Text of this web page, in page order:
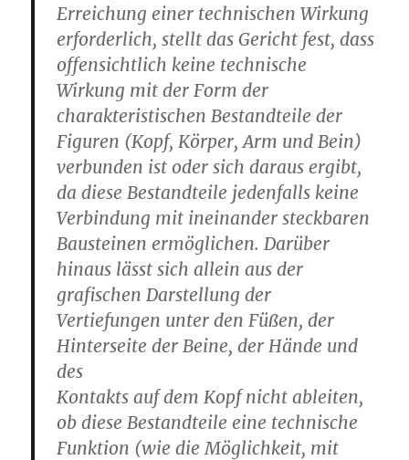
Erreichung einer technischen Wirkung
erforderlich, stellt das Gericht fest,dass
offensichtlich keine technische
Wirkung mit der Form der
charakteristischen Bestandteile der
Figuren (Kopf, Körper, Arm und Bein)
verbunden ist oder sich daraus ergibt,
da diese Bestandteile jedenfalls keine
Verbindung mit ineinander steckbaren
Bausteinen ermöglichen. Darüber
hinaus lässt sich allein aus der
grafischen Darstellung der
Vertiefungen unter den Füßen, der
Hinterseite der Beine, der Hände und
des
Kontakts auf dem Kopf nicht ableiten,
ob diese Bestandteile eine technische
Funktion (wie die Möglichkeit, mit